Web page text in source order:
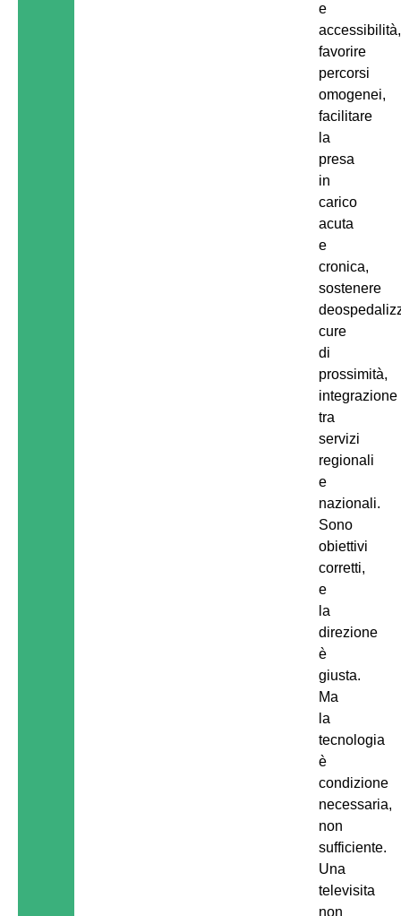
e
accessibilità,
favorire
percorsi
omogenei,
facilitare
la
presa
in
carico
acuta
e
cronica,
sostenere
cure
di
prossimità,
integrazione
tra
servizi
regionali
e
nazionali.
Sono
obiettivi
corretti,
e
la
direzione
è
giusta.
Ma
la
tecnologia
è
condizione
necessaria,
non
sufficiente.
Una
televisita
non